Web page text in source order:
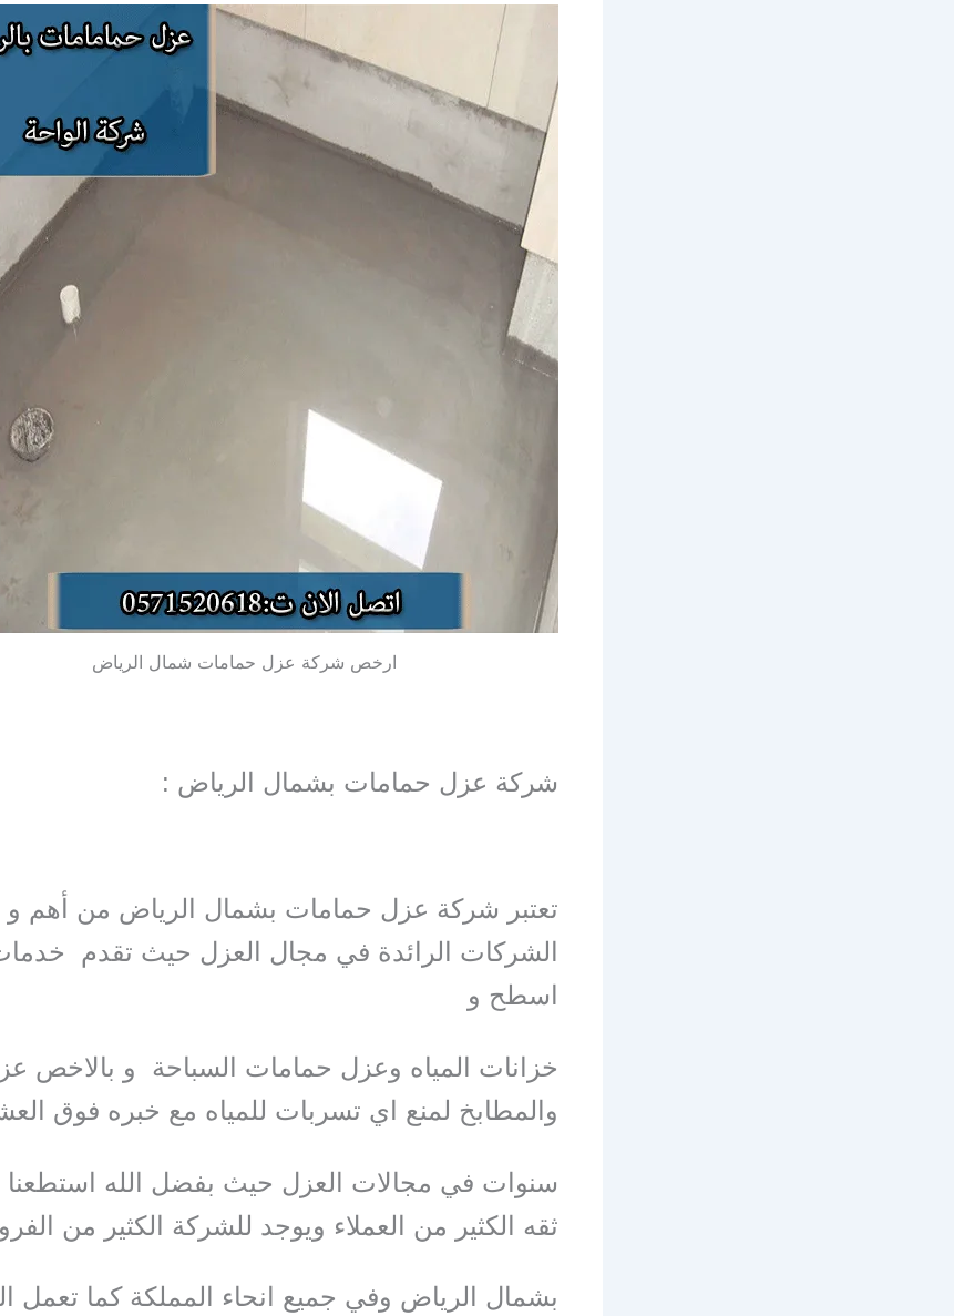
ارخص شركة عزل حمامات شمال الرياض
شركة عزل حمامات بشمال الرياض :
تعتبر شركة عزل حمامات بشمال الرياض من أهم
الشركات الرائدة في مجال العزل حيث تقدم
اسطح و
خزانات المياه وعزل حمامات السباحة و بالاخص
والمطابخ لمنع اي تسربات للمياه مع خبره فوق
سنوات في مجالات العزل حيث بفضل الله
ثقه الكثير من العملاء ويوجد للشركة الكثير من
بشمال الرياض وفي جميع انحاء المملكة كما تعمل